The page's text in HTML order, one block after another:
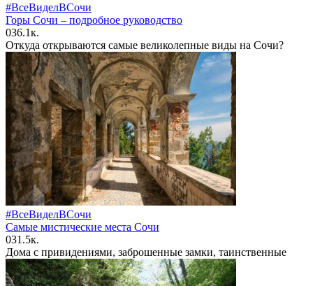
#ВсеВиделВСочи
Горы Сочи – подробное руководство
036.1к.
Откуда открываются самые великолепные виды на Сочи?
#ВсеВиделВСочи
Самые мистические места Сочи
031.5к.
Дома с привидениями, заброшенные замки, таинственные